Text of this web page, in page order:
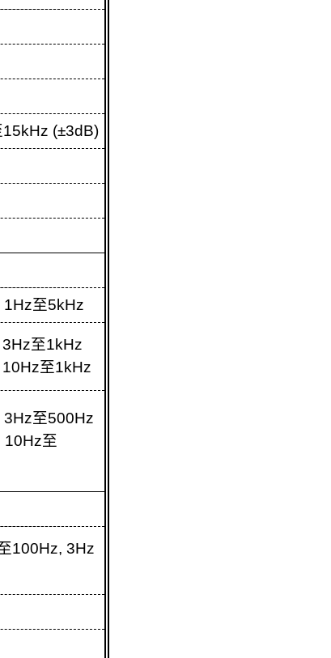
15kHz (±3dB)
至5kHz
至1kHz
至1kHz
至500Hz
至
100Hz, 3Hz